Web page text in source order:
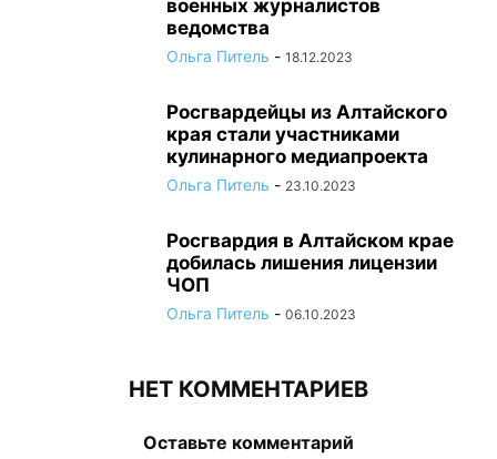
военных журналистов
ведомства
Ольга Питель - 18.12.2023
Росгвардейцы из Алтайского
края стали участниками
кулинарного медиапроекта
Ольга Питель - 23.10.2023
Росгвардия в Алтайском крае
добилась лишения лицензии
ЧОП
Ольга Питель - 06.10.2023
НЕТ КОММЕНТАРИЕВ
Оставьте комментарий